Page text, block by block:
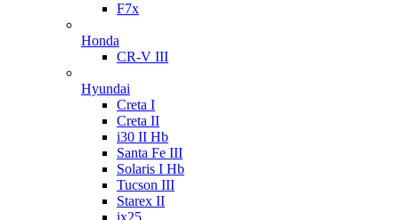
F7x
Honda
CR-V III
Hyundai
Creta I
Creta II
i30 II Hb
Santa Fe III
Solaris I Hb
Tucson III
Starex II
ix25